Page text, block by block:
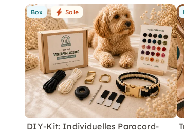
Box Sale
DIY-Kit: Individuelles Paracord-